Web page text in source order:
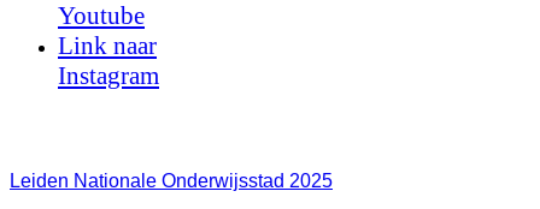
Youtube
Link naar
Instagram
Leiden Nationale Onderwijsstad 2025